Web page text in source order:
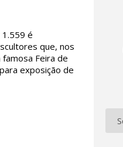
é
que, nos
Feira de
exposição de